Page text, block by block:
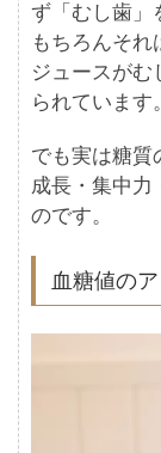
ず「むし歯」
もちろんそ
ジュースがむ
られています。
でも実は糖質
成長・集中力
のです。
血糖値の